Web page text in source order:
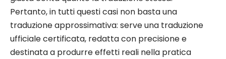
Pertanto, in tutti questi casi non basta una
traduzione approssimativa: serve una traduzione
ufficiale certificata, redatta con precisione e
destinata a produrre effetti reali nella pratica